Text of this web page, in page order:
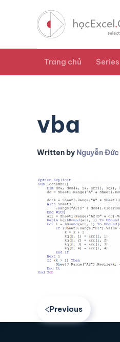
Trang chủ
vba
Written by Nguyễn
Previous